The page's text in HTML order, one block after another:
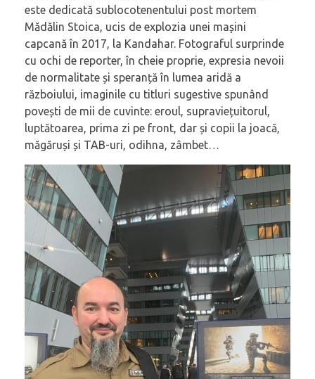
este dedicată sublocotenentului post mortem
Mădălin Stoica, ucis de explozia unei mașini
capcană în 2017, la Kandahar. Fotograful surprinde
cu ochi de reporter, în cheie proprie, expresia nevoii
de normalitate și speranță în lumea aridă a
războiului, imaginile cu titluri sugestive spunând
povești de mii de cuvinte: eroul, supraviețuitorul,
luptătoarea, prima zi pe front, dar și copii la joacă,
măgăruși și TAB-uri, odihna, zâmbet…